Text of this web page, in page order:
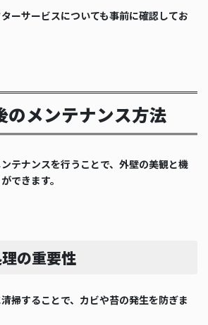
ーサービスについても事前に確認してお
のメンテナンス方法
テナンスを行うことで、外壁の美観と機
できます。
の重要性
掃することで、カビや苔の発生を防ぎま